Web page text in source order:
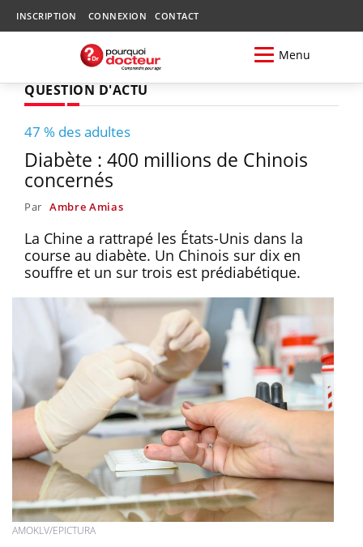
INSCRIPTION CONNEXION CONTACT
Menu
QUESTION D'ACTU
47 % des adultes
Diabète : 400 millions de Chinois
concernés
Par Ambre Amias
La Chine a rattrapé les États-Unis dans la
course au diabète. Un Chinois sur dix en
souffre et un sur trois est prédiabétique.
AMOKLV/EPICTURA